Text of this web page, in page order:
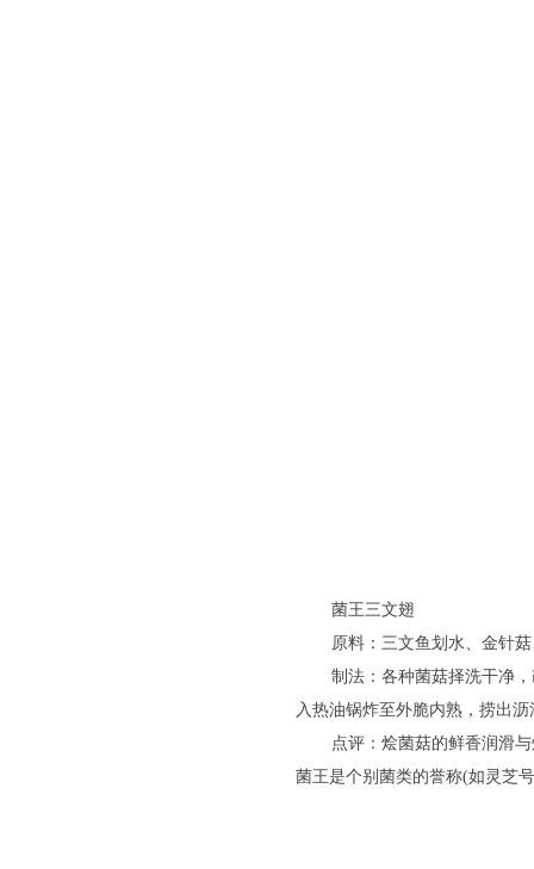
菌王三文翅
原料：三文鱼划水、金针
制法：各种菌菇择洗干净
入热油锅炸至外脆内熟，捞出
点评：烩菌菇的鲜香润滑
菌王是个别菌类的誉称(如灵芝